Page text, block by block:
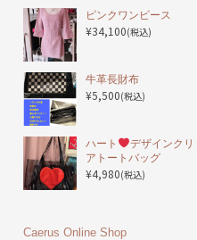
ピンクワンピース
¥34,100(税込)
️牛革長財布
¥5,500(税込)
ハート
デザインクリ
アトートバッグ
¥4,980(税込)
Caerus Online Shop